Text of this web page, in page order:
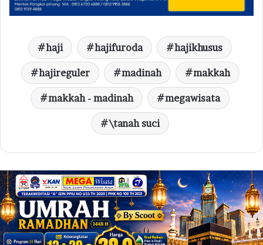
haji hajifuroda hajikhusus
hajireguler madinah makkah
makkah - madinah megawisata
\tanah suci